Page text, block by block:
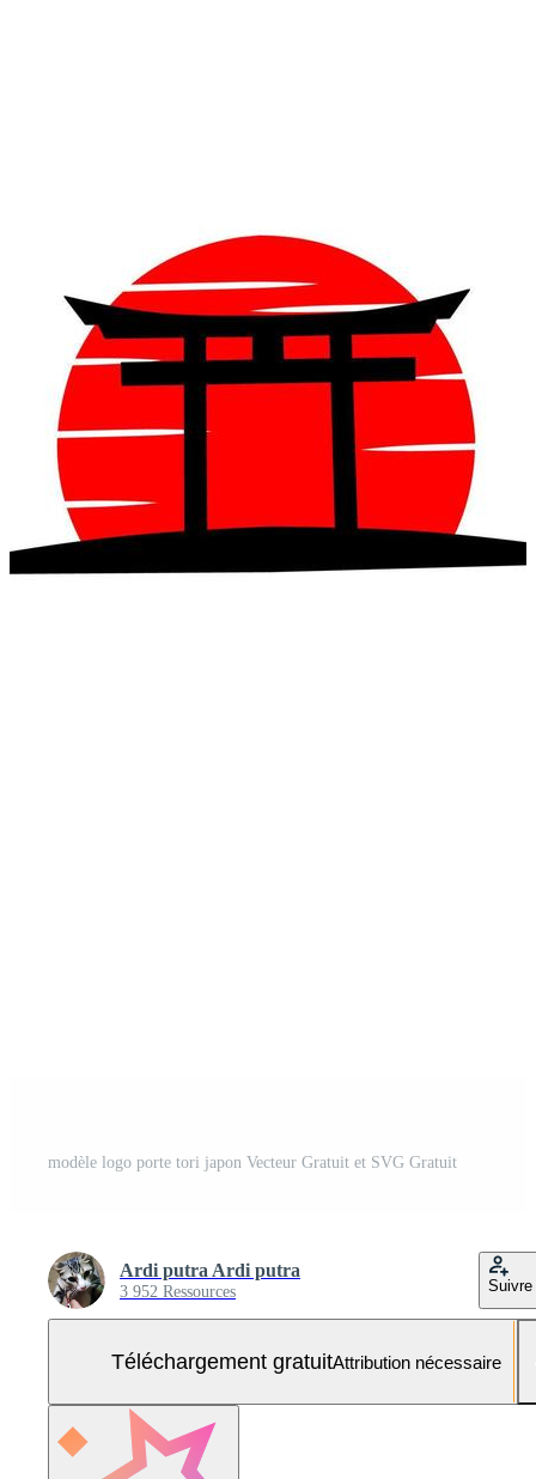
modèle logo porte tori japon Vecteur Gratuit et SVG Gratuit
Ardi putra Ardi putra
3 952 Ressources Suivre
Téléchargement gratuitAttribution nécessaire